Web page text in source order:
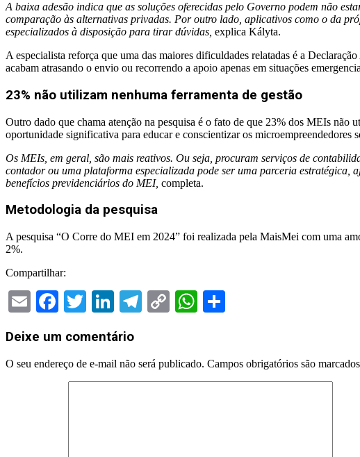
A baixa adesão indica que as soluções oferecidas pelo Governo podem não
comparação às alternativas privadas. Por outro lado, aplicativos como o da
especializados à disposição para tirar dúvidas, explica Kályta.
A especialista reforça que uma das maiores dificuldades relatadas é a
acabam atrasando o envio ou recorrendo a apoio apenas em situações
23% não utilizam nenhuma ferramenta de gestão
Outro dado que chama atenção na pesquisa é o fato de que 23% dos MEIs não
oportunidade significativa para educar e conscientizar os microempreendedores
Os MEIs, em geral, são mais reativos. Ou seja, procuram serviços de
contador ou uma plataforma especializada pode ser uma parceria estratégica,
benefícios previdenciários do MEI, completa.
Metodologia da pesquisa
A pesquisa “O Corre do MEI em 2024” foi realizada pela MaisMei com uma
2%.
Compartilhar:
EmailFacebook
TwitterLinkedIn
Telegram
CopyWhatsApp
2024-
12-
19
Deixe um comentário
O seu endereço de e-mail não será publicado. Campos obrigatórios são